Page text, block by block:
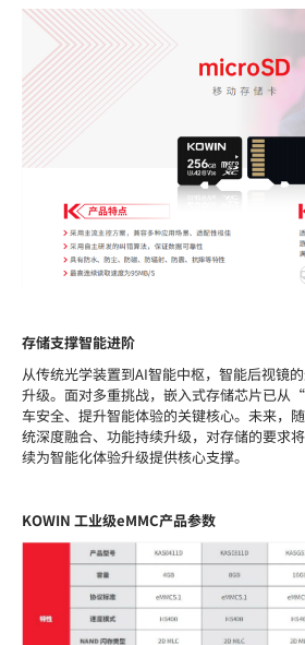
存储支撑智能进阶
从传统光学装置到AI智能中枢，智能后视镜
升级。面对多重挑战，嵌入式存储芯片已从
车安全、提升智能体验的关键核心。未来，
统深度融合、功能持续升级，对存储的要求
续为智能化体验升级提供核心支撑。
KOWIN 工业级eMMC产品参数